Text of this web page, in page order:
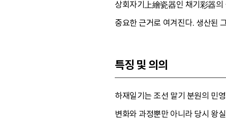
상회자기上繪瓷器인 채기彩器의
중요한 근거로 여겨진다. 생산된
특징 및 의의
하재일기는 조선 말기 분원의 민
변화와 과정뿐만 아니라 당시 왕